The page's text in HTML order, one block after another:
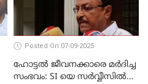
Posted On 07-09-2025
ഹോട്ടൽ ജീവനക്കാരെ മർദിച്ച
സംഭവം: SI യെ സർവ്വീസിൽ